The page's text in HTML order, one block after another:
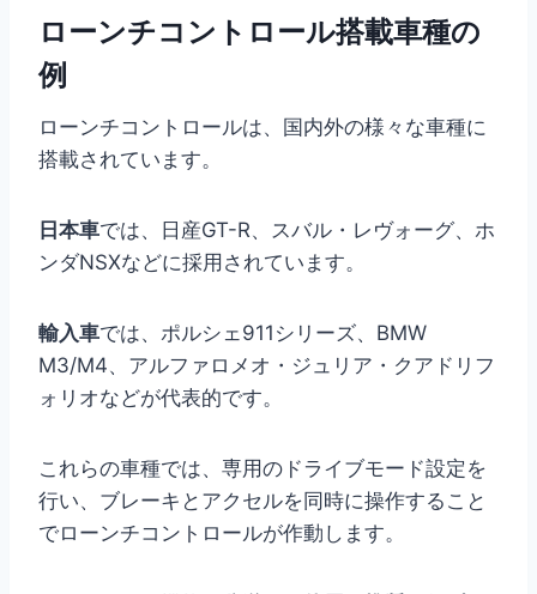
ローンチコントロール搭載車種の
例
ローンチコントロールは、国内外の様々な車種に
搭載されています。
日本車では、日産GT-R、スバル・レヴォーグ、ホ
ンダNSXなどに採用されています。
輸入車では、ポルシェ911シリーズ、BMW
M3/M4、アルファロメオ・ジュリア・クアドリフ
ォリオなどが代表的です。
これらの車種では、専用のドライブモード設定を
行い、ブレーキとアクセルを同時に操作すること
でローンチコントロールが作動します。